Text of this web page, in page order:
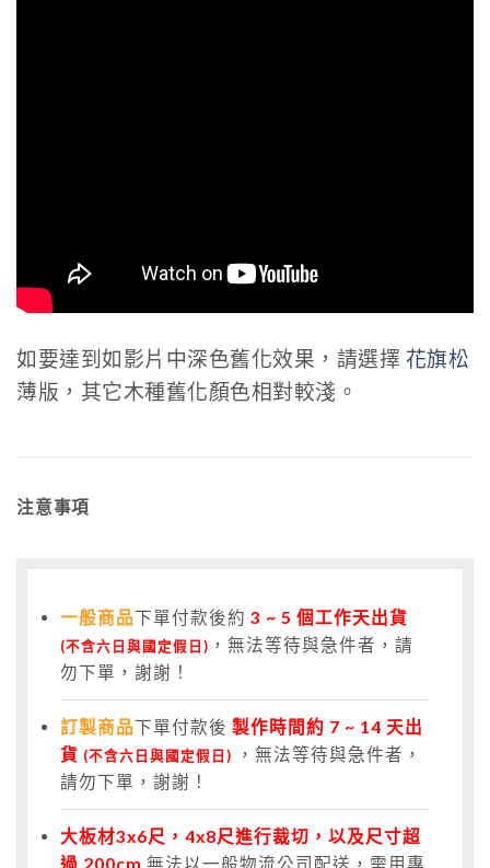
如要達到如影片中深色舊化效果，請選擇 花旗松
薄版，其它木種舊化顏色相對較淺。
注意事項
一般商品下單付款後約 3 ~ 5 個工作天出貨
(不含六日與國定假日) ，無法等待與急件者，請
勿下單，謝謝！
訂製商品下單付款後 製作時間約 7 ~ 14 天出
貨 (不含六日與國定假日)
，無法等待與急件者，
請勿下單，謝謝！
大板材3x6尺，4x8尺進行裁切，以及尺寸超
過 200cm 無法以一般物流公司配送，需用專